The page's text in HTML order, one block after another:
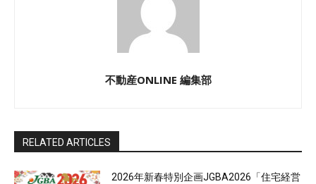
不動産ONLINE 編集部
RELATED ARTICLES
2026年新春特別企画JGBA2026「住宅経営